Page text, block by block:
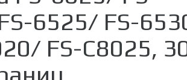
6525/ FS-
FS-C8025,